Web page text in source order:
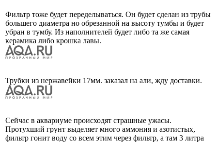
Фильтр тоже будет переделываться. Он будет сделан из трубы
большего диаметра но обрезанной на высоту тумбы и будет
убран в тумбу. Из наполнителей будет либо та же самая
керамика либо крошка лавы.
Трубки из нержавейки 17мм. заказал на али, жду доставки.
Сейчас в аквариуме происходят страшные ужасы.
Протухший грунт выделяет много аммония и азотистых,
фильтр гонит воду со всем этим через фильтр, а там 3 литра